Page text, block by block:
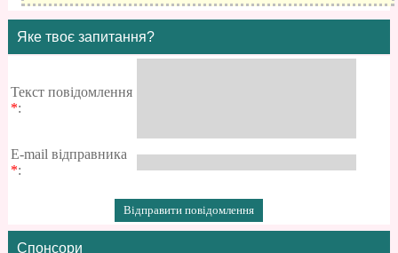
Яке твоє запитання?
Текст повідомлення
*:
E-mail відправника
*:
Спонсори